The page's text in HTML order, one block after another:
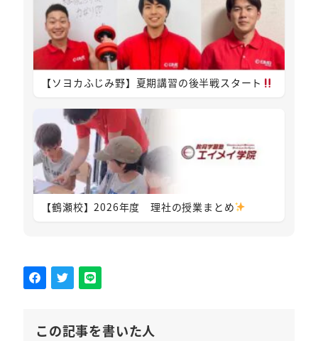
【ソヨカふじみ野】夏期講習の後半戦スタート
【鶴瀬校】2026年度 理社の授業まとめ
この記事を書いた人